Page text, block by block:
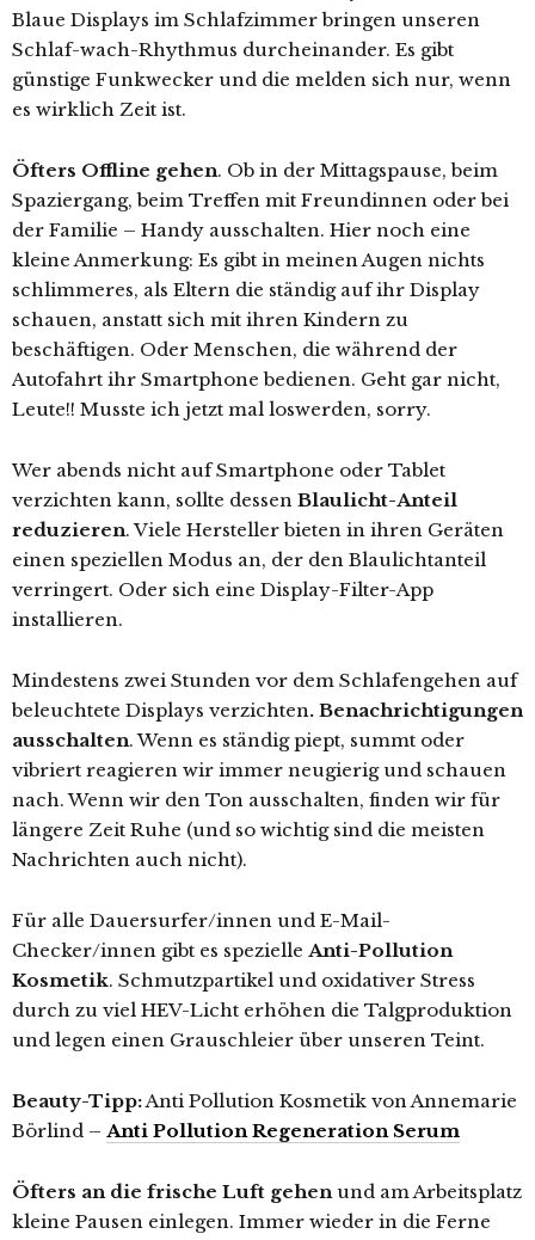
Blaue Displays im Schlafzimmer bringen unseren
Schlaf-wach-Rhythmus durcheinander. Es gibt
günstige Funkwecker und die melden sich nur, wenn
es wirklich Zeit ist.
Öfters Offline gehen. Ob in der Mittagspause, beim
Spaziergang, beim Treffen mit Freundinnen oder bei
der Familie – Handy ausschalten. Hier noch eine
kleine Anmerkung: Es gibt in meinen Augen nichts
schlimmeres, als Eltern die ständig auf ihr Display
schauen, anstatt sich mit ihren Kindern zu
beschäftigen. Oder Menschen, die während der
Autofahrt ihr Smartphone bedienen. Geht gar nicht,
Leute!! Musste ich jetzt mal loswerden, sorry.
Wer abends nicht auf Smartphone oder Tablet
verzichten kann, sollte dessen Blaulicht-Anteil
reduzieren. Viele Hersteller bieten in ihren Geräten
einen speziellen Modus an, der den Blaulichtanteil
verringert. Oder sich eine Display-Filter-App
installieren.
Mindestens zwei Stunden vor dem Schlafengehen auf
beleuchtete Displays verzichten. Benachrichtigungen
ausschalten. Wenn es ständig piept, summt oder
vibriert reagieren wir immer neugierig und schauen
nach. Wenn wir den Ton ausschalten, finden wir für
längere Zeit Ruhe (und so wichtig sind die meisten
Nachrichten auch nicht).
Für alle Dauersurfer/innen und E-Mail-
Checker/innen gibt es spezielle Anti-Pollution
Kosmetik. Schmutzpartikel und oxidativer Stress
durch zu viel HEV-Licht erhöhen die Talgproduktion
und legen einen Grauschleier über unseren Teint.
Beauty-Tipp:Anti Pollution Kosmetik von Annemarie
Börlind – Anti Pollution Regeneration Serum
Öfters an die frische Luft gehenund am Arbeitsplatz
kleine Pausen einlegen. Immer wieder in die Ferne